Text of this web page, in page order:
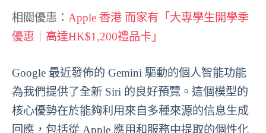
相關優惠： Apple 香港 而家有「大專學生開學季
優惠｜高達HK$1,200禮品卡」
Google 最近發佈的 Gemini 驅動的個人智能功能
為我們提供了全新 Siri 的良好預覽。這個模型的
核心優勢在於能夠利用來自多種來源的信息生成
回應，包括從 Apple 應用和服務中提取的個性化